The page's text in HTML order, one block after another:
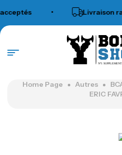
Livraison
N°1
Home Page Autres
ERIC